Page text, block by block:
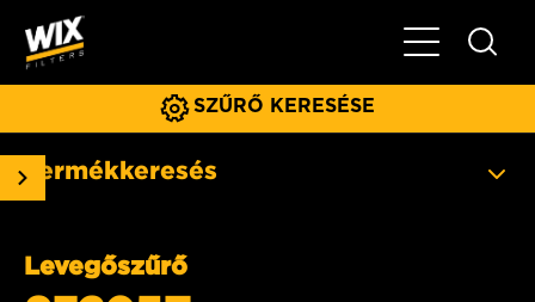
Főmenü
SZŰRŐ KERESÉSE
Termékkeresés
Levegőszűrő